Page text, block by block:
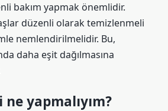
bakım yapmak önemlidir.
düzenli olarak temizlenmeli
nemlendirilmelidir. Bu,
daha eşit dağılmasına
ne yapmalıyım?